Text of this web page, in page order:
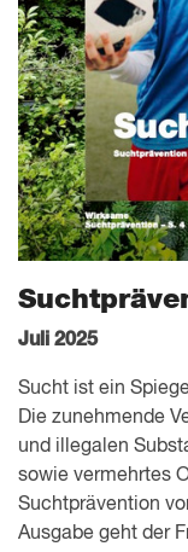
Juli 2025
Sucht ist ein
Die zunehmende
und illegalen
sowie vermehrtes
Suchtprävention
Ausgabe geht der